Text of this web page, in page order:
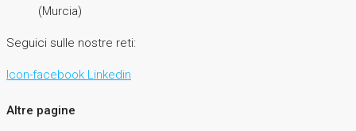
(Murcia)
Seguici sulle nostre reti:
Icon-facebook Linkedin
Altre pagine